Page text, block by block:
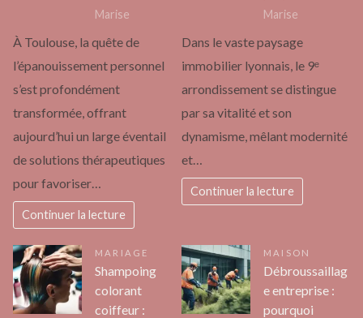
Marise
À Toulouse, la quête de
l’épanouissement personnel
s’est profondément
transformée, offrant
aujourd’hui un large éventail
de solutions thérapeutiques
pour favoriser…
Continuer la lecture
Marise
Dans le vaste paysage
immobilier lyonnais, le 9ᵉ
arrondissement se distingue
par sa vitalité et son
dynamisme, mêlant modernité
et…
Continuer la lecture
MARIAGE
Shampoing
colorant
coiffeur :
MAISON
Débroussaillag
e entreprise :
pourquoi